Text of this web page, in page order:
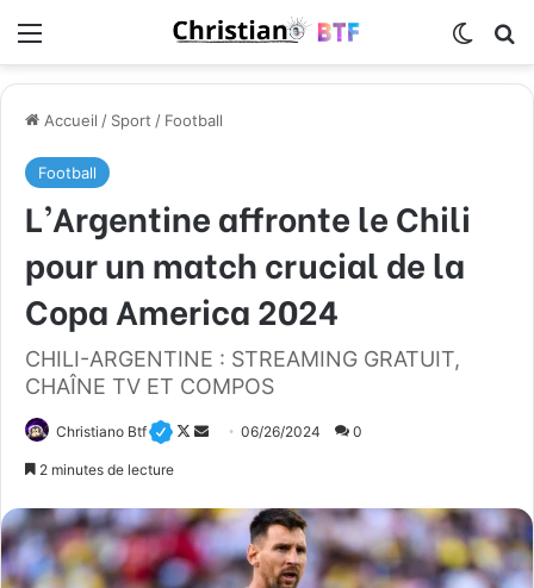
Accueil / Sport / Football
Football
L’Argentine affronte le Chili
pour un match crucial de la
Copa America 2024
CHILI-ARGENTINE : STREAMING GRATUIT,
CHAÎNE TV ET COMPOS
Christiano Btf
F
l
o
w
o
y
e
06/26/2024 0
2 minutes de lecture